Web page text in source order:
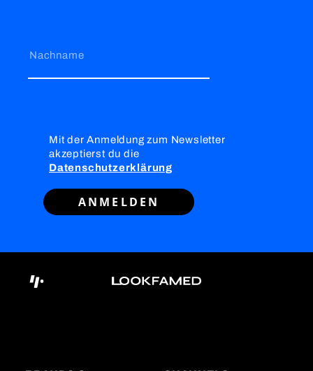
Nachname
Mit der Anmeldung zum Newsletter
akzeptierst du die
Datenschutzerklärung
ANMELDEN